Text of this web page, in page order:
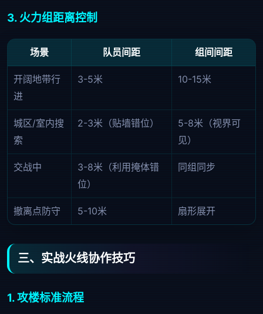
3. 火力组距离控制
场景 队员间距 组间间距
开阔地带行
进
3-5米 10-15米
城区/室内搜
索
2-3米（贴墙错位）
5-8米（视界可
见）
交战中
3-8米（利用掩体错
位）
同组同步
撤离点防守 5-10米 扇形展开
三、实战火线协作技巧
1. 攻楼标准流程